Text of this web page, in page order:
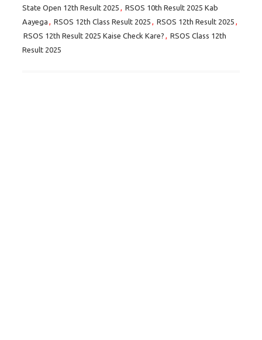
State Open 12th Result 2025 , RSOS 10th Result 2025 Kab
Aayega , RSOS 12th Class Result 2025 , RSOS 12th Result 2025 ,
RSOS 12th Result 2025 Kaise Check Kare? , RSOS Class 12th
Result 2025